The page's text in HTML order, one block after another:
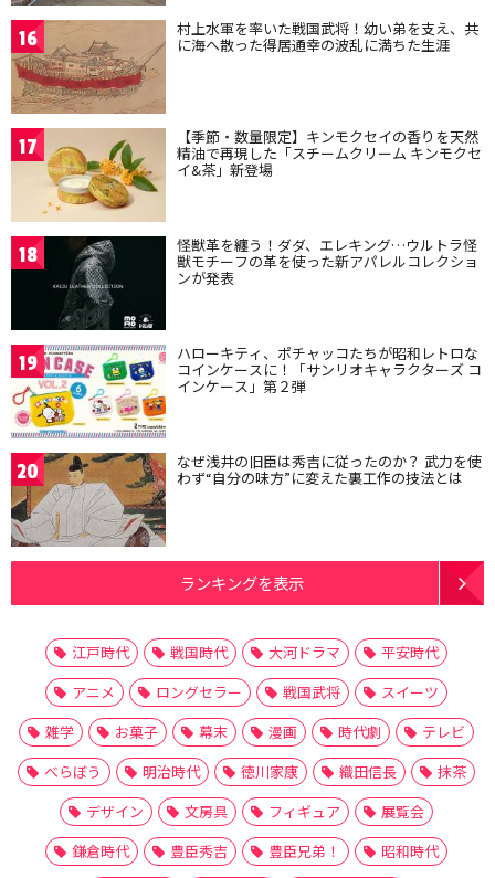
16 村上水軍を率いた戦国武将！幼い弟を支え、共
に海へ散った得居通幸の波乱に満ちた生涯
17 【季節・数量限定】キンモクセイの香りを天然
精油で再現した「スチームクリーム キンモクセ
イ&茶」新登場
18 怪獣革を纏う！ダダ、エレキング…ウルトラ怪
獣モチーフの革を使った新アパレルコレクショ
ンが発表
19 ハローキティ、ポチャッコたちが昭和レトロな
コインケースに！「サンリオキャラクターズ コ
インケース」第２弾
20 なぜ浅井の旧臣は秀吉に従ったのか？ 武力を使
わず“自分の味方”に変えた裏工作の技法とは
ランキングを表示
江戸時代 戦国時代 大河ドラマ
平安時代
アニメ
ロングセラー 戦国武将
スイーツ
雑学
お菓子 幕末 漫画 時代劇
テレビ
べらぼう
明治時代 徳川家康 織田信長
抹茶
デザイン
文房具 フィギュア
展覧会
鎌倉時代
豊臣秀吉 豊臣兄弟！
昭和時代